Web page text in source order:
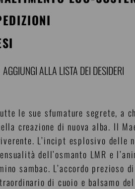
AGGIUNGI ALLA LISTA DEI DESIDERI
le sue sfumature segrete, a
creazione di nuova alba. Il
L’incipt esplosivo delle
dell’osmanto LMR e
sambac. L’accordo prezioso
di cuoio e balsamo